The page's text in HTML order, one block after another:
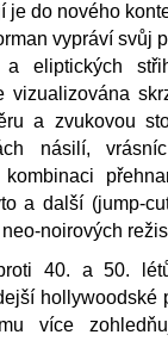
je do nového
vypráví svůj
a eliptických
a zvukovou
násilí,
a další (jump-
noirových
40. a 50.
hollywoodské
více